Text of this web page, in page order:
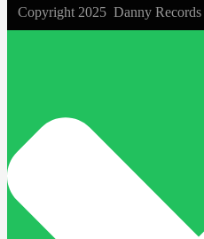
Copyright 2025 Danny